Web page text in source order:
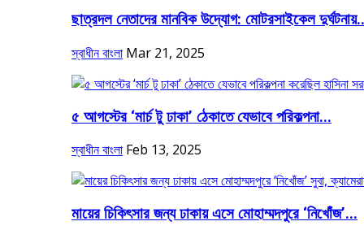
ছাত্রদল নেতাদের মানবিক উদ্যোগ: মোটরসাইকেল
স্বাধীন বাংলা Mar 21, 2025
৫ আগস্টের ‘মার্চ টু ঢাকা’ ঠেকাতে যেভাবে পরিকল্পনা...
স্বাধীন বাংলা Feb 13, 2025
মায়ের চিকিৎসার জন্য ঢাকায় এসে মোহাম্মদপুরে ‘নিখোঁজ’...